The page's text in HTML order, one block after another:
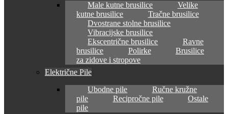
Male kutne brusilice
Velike
kutne brusilice
Tračne brusilice
Dvostrane stolne brusilice
Vibracijske brusilice
Ekscentrične brusilice
Ravne
brusilice
Polirke
Brusilice
za zidove i stropove
Električne Pile
Ubodne pile
Ručne kružne
pile
Recipročne pile
Ostale
pile